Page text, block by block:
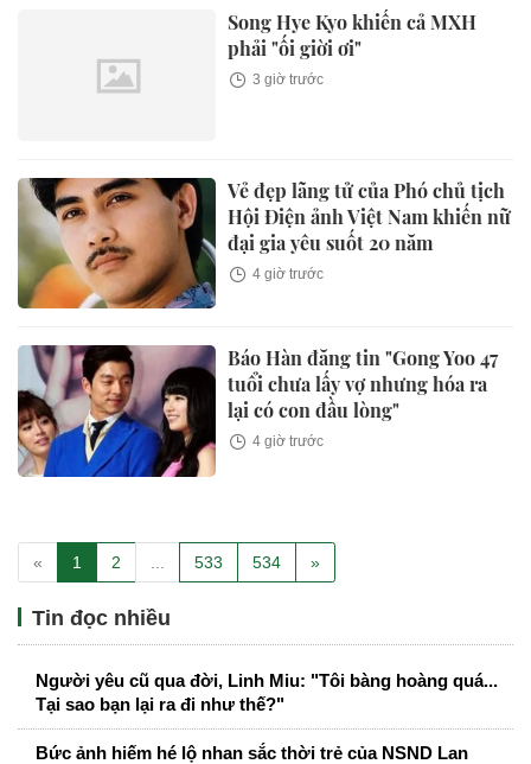
Song Hye Kyo khiến cả MXH
phải "ối giời ơi"
3 giờ trước
Vẻ đẹp lãng tử của Phó chủ tịch
Hội Điện ảnh Việt Nam khiến nữ
đại gia yêu suốt 20 năm
4 giờ trước
Báo Hàn đăng tin "Gong Yoo 47
tuổi chưa lấy vợ nhưng hóa ra
lại có con đầu lòng"
4 giờ trước
« 1 2 533 534 »
Tin đọc nhiều
Người yêu cũ qua đời, Linh Miu: "Tôi bàng hoàng quá...
Tại sao bạn lại ra đi như thế?"
Bức ảnh hiếm hé lộ nhan sắc thời trẻ của NSND Lan